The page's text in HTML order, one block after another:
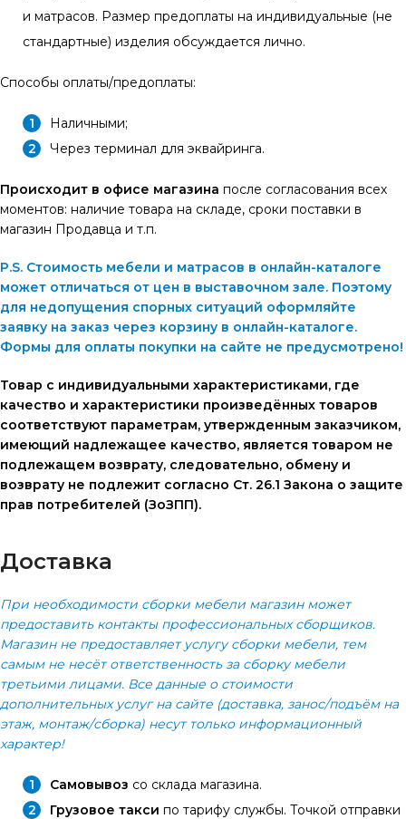
и матрасов. Размер предоплаты на индивидуальные (не
стандартные) изделия обсуждается лично.
Способы оплаты/предоплаты:
Наличными;
Через терминал для эквайринга.
Происходит в офисе магазина после согласования всех
моментов: наличие товара на складе, сроки поставки в
магазин Продавца и т.п.
P.S. Стоимость мебели и матрасов в онлайн-каталоге
может отличаться от цен в выставочном зале. Поэтому
для недопущения спорных ситуаций оформляйте
заявку на заказ через корзину в онлайн-каталоге.
Формы для оплаты покупки на сайте не предусмотрено!
Товар с индивидуальными характеристиками, где
качество и характеристики произведённых товаров
соответствуют параметрам, утвержденным заказчиком,
имеющий надлежащее качество, является товаром не
подлежащем возврату, следовательно, обмену и
возврату не подлежит согласно Ст. 26.1 Закона о защите
прав потребителей (ЗоЗПП).
Доставка
При необходимости сборки мебели магазин может
предоставить контакты профессиональных сборщиков.
Магазин не предоставляет услугу сборки мебели, тем
самым не несёт ответственность за сборку мебели
третьими лицами. Все данные о стоимости
дополнительных услуг на сайте (доставка, занос/подъём на
этаж, монтаж/сборка) несут только информационный
характер!
Самовывоз со склада магазина.
Грузовое такси по тарифу службы. Точкой отправки